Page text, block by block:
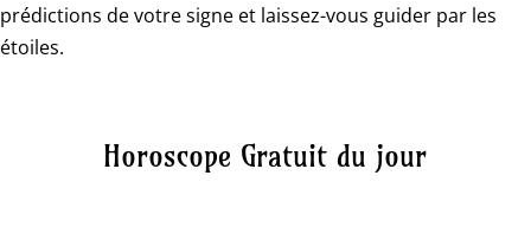
prédictions de votre signe et laissez-vous guider par les
étoiles.
Horoscope Gratuit du jour